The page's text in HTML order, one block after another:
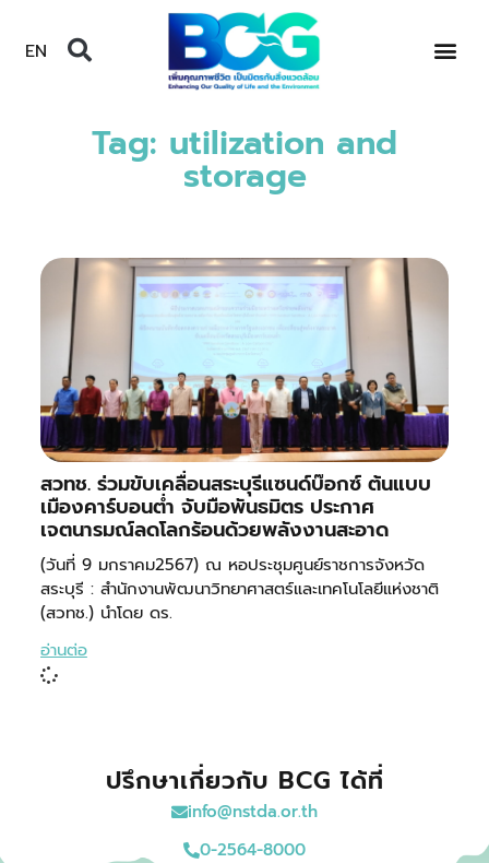
EN
Tag: utilization and
storage
สวทช. ร่วมขับเคลื่อนสระบุรีแซนด์บ๊อกซ์ ต้นแบบ
เมืองคาร์บอนต่ำ จับมือพันธมิตร ประกาศ
เจตนารมณ์ลดโลกร้อนด้วยพลังงานสะอาด
(วันที่ 9 มกราคม2567) ณ หอประชุมศูนย์ราชการจังหวัด
สระบุรี : สำนักงานพัฒนาวิทยาศาสตร์และเทคโนโลยีแห่งชาติ
(สวทช.) นำโดย ดร.
อ่านต่อ
ปรึกษาเกี่ยวกับ BCG ได้ที่
info@nstda.or.th
0-2564-8000